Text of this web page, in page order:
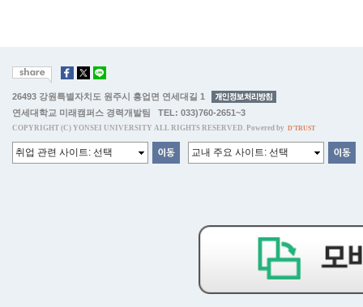
26493 강원특별자치도 원주시 흥업면 연세대길 1
연세대학교 미래캠퍼스 경력개발팀 TEL: 033)760-2651~3
COPYRIGHT (C) YONSEI UNIVERSITY ALL RIGHTS RESERVED. Powered by D'TRUST